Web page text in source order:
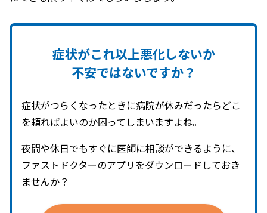
症状がこれ以上悪化しないか
不安ではないですか？
症状がつらくなったときに病院が休みだったらどこ
を頼ればよいのか困ってしまいますよね。
夜間や休日でもすぐに医師に相談ができるように、
ファストドクターのアプリをダウンロードしておき
ませんか？